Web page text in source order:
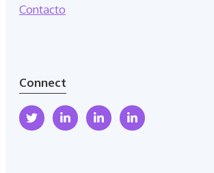
Contacto
Connect